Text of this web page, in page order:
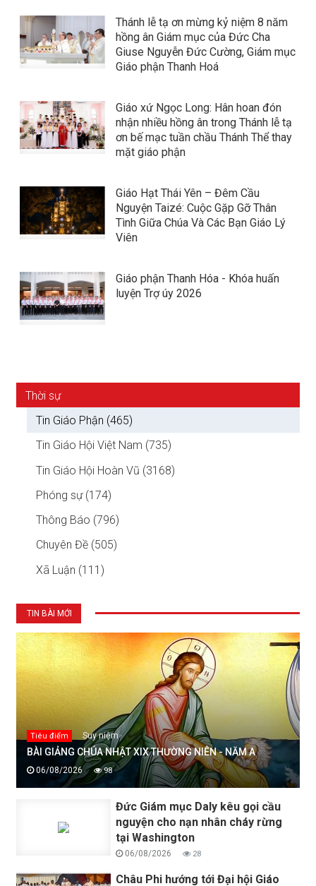
Thánh lễ tạ ơn mừng kỷ niệm 8 năm
hồng ân Giám mục của Đức Cha
Giuse Nguyễn Đức Cường, Giám mục
Giáo phận Thanh Hoá
Giáo xứ Ngọc Long: Hân hoan đón
nhận nhiều hồng ân trong Thánh lễ tạ
ơn bế mạc tuần chầu Thánh Thể thay
mặt giáo phận
Giáo Hạt Thái Yên – Đêm Cầu
Nguyện Taizé: Cuộc Gặp Gỡ Thân
Tình Giữa Chúa Và Các Bạn Giáo Lý
Viên
Giáo phận Thanh Hóa - Khóa huấn
luyện Trợ úy 2026
Thời sự
Tin Giáo Phận (465)
Tin Giáo Hội Việt Nam (735)
Tin Giáo Hội Hoàn Vũ (3168)
Phóng sự (174)
Thông Báo (796)
Chuyên Đề (505)
Xã Luận (111)
TIN BÀI MỚI
Tiêu điểm Suy niệm
BÀI GIẢNG CHÚA NHẬT XIX THƯỜNG NIÊN - NĂM A
06/08/2026 98
Đức Giám mục Daly kêu gọi cầu
nguyện cho nạn nhân cháy rừng
tại Washington
06/08/2026 28
Châu Phi hướng tới Đại hội Giáo